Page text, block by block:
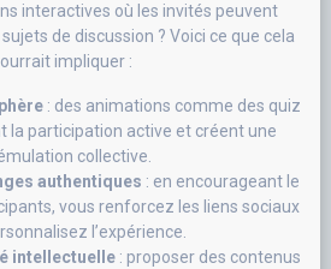
interactives où les invités peuvent
de discussion ? Voici ce que cela
impliquer :
: des animations comme des quiz
la participation active et créent une
collective.
authentiques : en encourageant le
vous renforcez les liens sociaux
l’expérience.
intellectuelle: proposer des contenus